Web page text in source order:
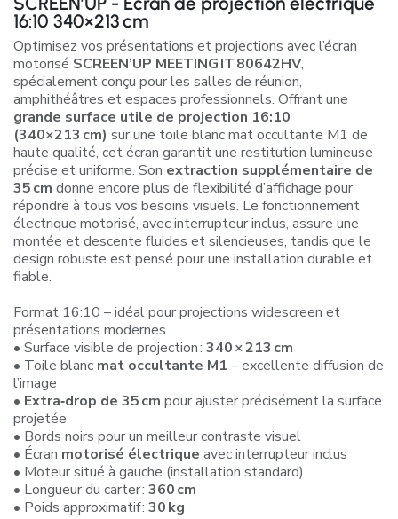
16:10 340×213 cm
Optimisez vos présentations et projections avec l’écran
motorisé SCREEN’UP MEETING IT 80642HV,
spécialement conçu pour les salles de réunion,
amphithéâtres et espaces professionnels. Offrant une
grande surface utile de projection 16:10
(340×213 cm) sur une toile blanc mat occultante M1 de
haute qualité, cet écran garantit une restitution lumineuse
précise et uniforme. Son extraction supplémentaire de
35 cm donne encore plus de flexibilité d’affichage pour
répondre à tous vos besoins visuels. Le fonctionnement
électrique motorisé, avec interrupteur inclus, assure une
montée et descente fluides et silencieuses, tandis que le
design robuste est pensé pour une installation durable et
fiable.
Format 16:10 – idéal pour projections widescreen et
présentations modernes
• Surface visible de projection : 340 × 213 cm
• Toile blanc mat occultante M1 – excellente diffusion de
l’image
• Extra‑drop de 35 cm pour ajuster précisément la surface
projetée
• Bords noirs pour un meilleur contraste visuel
• Écran motorisé électrique avec interrupteur inclus
• Moteur situé à gauche (installation standard)
• Longueur du carter : 360 cm
• Poids approximatif : 30 kg